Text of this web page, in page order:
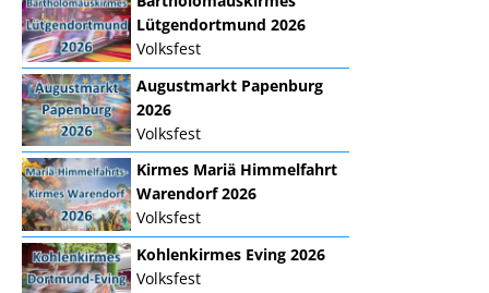
Lütgendortmund 2026
Volksfest
Augustmarkt Papenburg
2026
Volksfest
Kirmes Mariä Himmelfahrt
Warendorf 2026
Volksfest
Kohlenkirmes Eving 2026
Volksfest